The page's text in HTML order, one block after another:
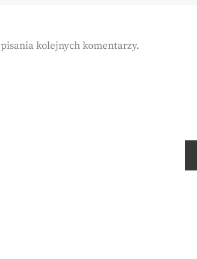
kolejnych komentarzy.